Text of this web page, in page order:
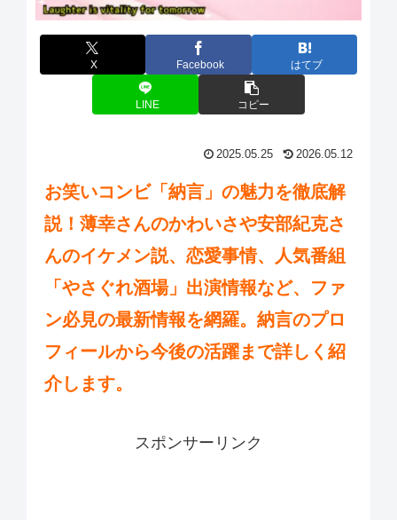
X Facebook はてブ
LINE コピー
2025.05.25 2026.05.12
お笑いコンビ「納言」の魅力を徹底解
説！薄幸さんのかわいさや安部紀克さ
んのイケメン説、恋愛事情、人気番組
「やさぐれ酒場」出演情報など、ファ
ン必見の最新情報を網羅。納言のプロ
フィールから今後の活躍まで詳しく紹
介します。
スポンサーリンク